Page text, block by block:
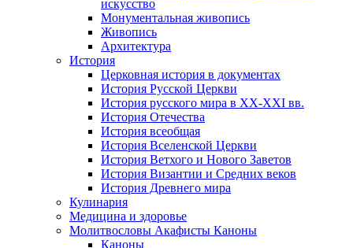
искусство
Монументальная живопись
Живопись
Архитектура
История
Церковная история в документах
История Русской Церкви
История русского мира в ХХ-ХХI вв.
История Отечества
История всеобщая
История Вселенской Церкви
История Ветхого и Нового Заветов
История Византии и Средних веков
История Древнего мира
Кулинария
Медицина и здоровье
Молитвословы Акафисты Каноны
Каноны